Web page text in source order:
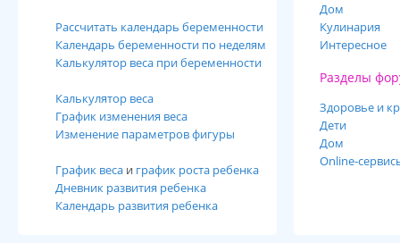
Рассчитать календарь беременности
Календарь беременности по неделям
Калькулятор веса при беременности
Калькулятор веса
График изменения веса
Изменение параметров фигуры
График веса и график роста ребенка
Дневник развития ребенка
Календарь развития ребенка
Дом
Кулинария
Интересное
Разделы
Здоровье и
Дети
Дом
Online-